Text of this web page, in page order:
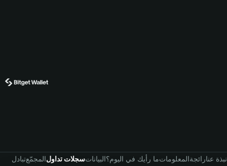
تبادلالمجمّعسجلات تداولالبياناتما رأيك في اليوم؟المعلوماترائجةنبذة عنا